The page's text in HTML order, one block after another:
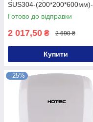
SUS304-(200*200*600мм)-
(Globus Lux) Купуй Це
Galopom
Готово до відправки
2 017,50 ₴ 2 690 ₴
Купити
–25%